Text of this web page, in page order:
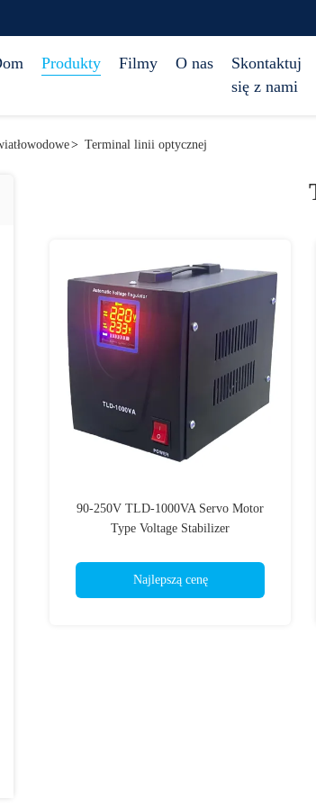
Produkty Filmy O nas
Skontaktuj
się z nami
> Terminal linii optycznej
90-250V TLD-1000VA Servo Motor
Type Voltage Stabilizer
Najlepszą cenę